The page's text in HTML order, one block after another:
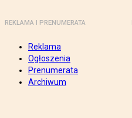
REKLAMA I PRENUMERATA
Reklama
Ogłoszenia
Prenumerata
Archiwum